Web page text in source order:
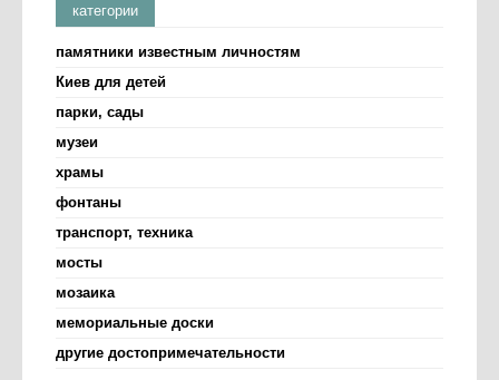
категории
памятники известным личностям
Киев для детей
парки, сады
музеи
храмы
фонтаны
транспорт, техника
мосты
мозаика
мемориальные доски
другие достопримечательности